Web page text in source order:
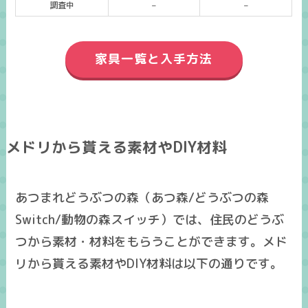
調査中 – –
家具一覧と入手方法
メドリから貰える素材やDIY材料
あつまれどうぶつの森（あつ森/どうぶつの森
Switch/動物の森スイッチ）では、住民のどうぶ
つから素材・材料をもらうことができます。メド
リから貰える素材やDIY材料は以下の通りです。